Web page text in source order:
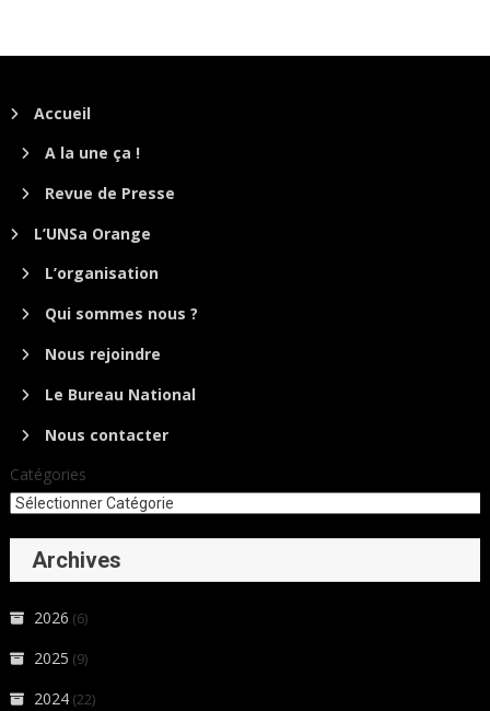
Accueil
A la une ça !
Revue de Presse
L’UNSa Orange
L’organisation
Qui sommes nous ?
Nous rejoindre
Le Bureau National
Nous contacter
Catégories
Archives
2026 (6)
2025 (9)
2024 (22)